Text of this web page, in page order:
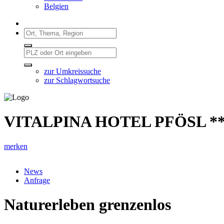
Belgien
zur Umkreissuche
zur Schlagwortsuche
VITALPINA HOTEL PFÖSL
merken
News
Anfrage
Naturerleben grenzenlos